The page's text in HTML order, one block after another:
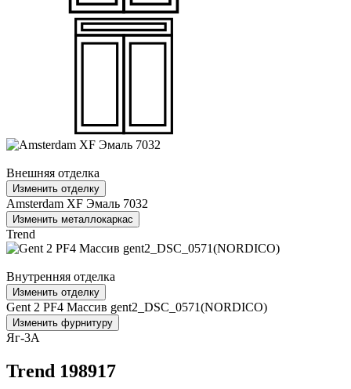
Внешняя отделка
Изменить отделку
Amsterdam XF Эмаль 7032
Изменить металлокаркас
Trend
Внутренняя отделка
Изменить отделку
Gent 2 PF4 Массив gent2_DSC_0571(NORDICO)
Изменить фурнитуру
Яг-3А
Trend 198917